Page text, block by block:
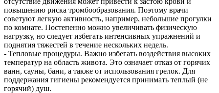
повышению риска тромбообразования. Поэтому врачи
советуют легкую активность, например, небольшие прогулки
по комнате. Постепенно можно увеличивать физическую
нагрузку, но следует избегать интенсивных упражнений и
поднятия тяжестей в течение нескольких недель.
- Тепловые процедуры. Важно избегать воздействия высоких
температур на область живота. Это означает отказ от горячих
ванн, сауны, бани, а также от использования грелок. Для
поддержания гигиены рекомендуется принимать теплый (не
горячий) душ.